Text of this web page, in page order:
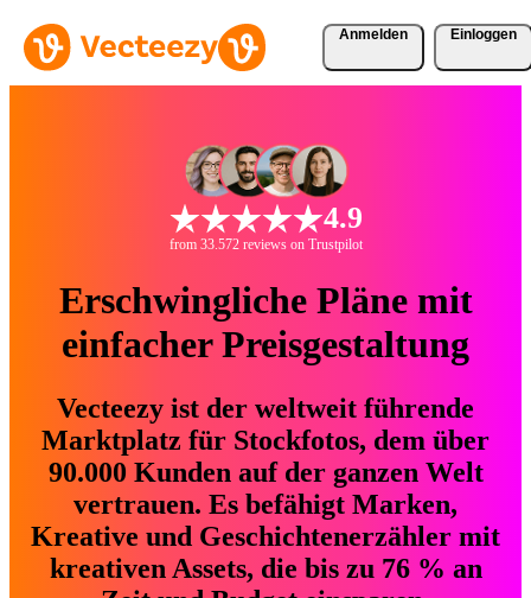
Anmelden Einloggen
4.9
from 33.572 reviews on Trustpilot
Erschwingliche Pläne mit
einfacher Preisgestaltung
Vecteezy ist der weltweit führende
Marktplatz für Stockfotos, dem über
90.000 Kunden auf der ganzen Welt
vertrauen. Es befähigt Marken,
Kreative und Geschichtenerzähler mit
kreativen Assets, die bis zu 76 % an